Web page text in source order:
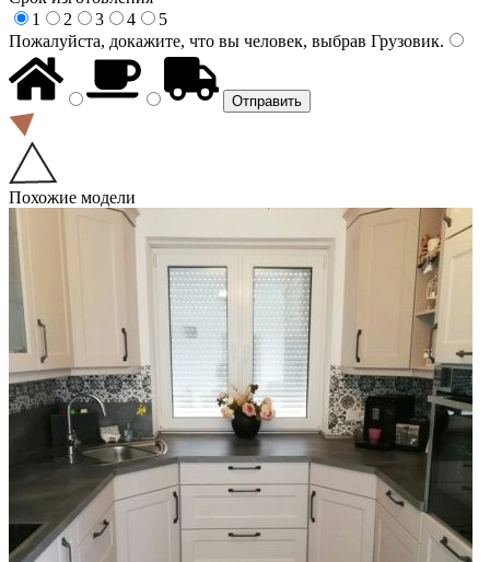
1
2 3 4
5
Пожалуйста, докажите, что вы человек, выбрав Грузовик.
Похожие модели